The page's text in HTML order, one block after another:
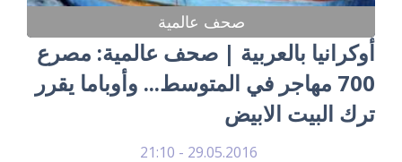
صحف عالمية
أوكرانيا بالعربية | صحف عالمية: مصرع
700 مهاجر في المتوسط... وأوباما يقرر
ترك البيت الابيض
29.05.2016 - 21:10